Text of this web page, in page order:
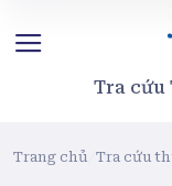
Tra cứu
Trang chủ Tra cứu